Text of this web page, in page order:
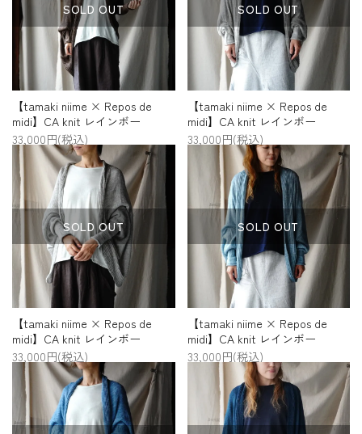
SOLD OUT
【tamaki niime × Repos de
midi】CA knit レインボー
33,000円(税込)
SOLD OUT
【tamaki niime × Repos de
midi】CA knit レインボー
33,000円(税込)
SOLD OUT
【tamaki niime × Repos de
midi】CA knit レインボー
33,000円(税込)
SOLD OUT
【tamaki niime × Repos de
midi】CA knit レインボー
33,000円(税込)